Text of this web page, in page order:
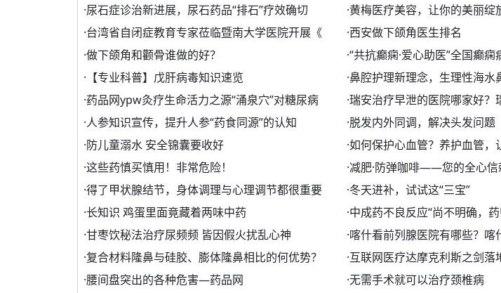
·尿石症诊治新进展，尿石药品“排石”疗效确切 ·黄梅医疗美容，让你的美丽绽
·台湾省自闭症教育专家莅临暨南大学医院开展《 ·西安做下颌角医生排名
·做下颌角和颧骨谁做的好？ ·“共抗癫痫·爱心助医”全国癫
· 【专业科普】戊肝病毒知识速览 ·鼻腔护理新理念，生理性海水
·药品网ypw灸疗生命活力之源“涌泉穴”对糖尿病 ·瑞安治疗早泄的医院哪家好？
·人参知识宣传，提升人参“药食同源”的认知 ·脱发内外同调，解决头发问题
·防儿童溺水 安全锦囊要收好 ·如何保护心血管？养护血管，
·这些药慎买慎用！非常危险！ ·减肥·防弹咖啡——您的全心信
·得了甲状腺结节，身体调理与心理调节都很重要 ·冬天进补，试试这“三宝”
·长知识 鸡蛋里面竟藏着两味中药 ·中成药不良反应“尚不明确，
·甘枣饮秘法治疗尿频频 皆因假火扰乱心神 ·喀什看前列腺医院有哪些？喀
·复合材料隆鼻与硅胶、膨体隆鼻相比的何优势？ ·互联网医疗达摩克利斯之剑落
·腰间盘突出的各种危害—药品网 ·无需手术就可以治疗颈椎病